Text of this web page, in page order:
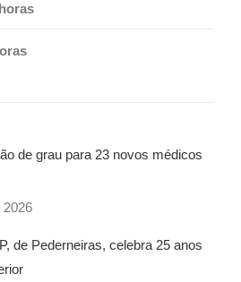
de grau para 23 novos médicos
2026
de Pederneiras, celebra 25 anos